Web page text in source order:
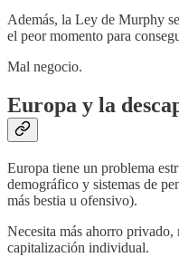
Además, la Ley de Murphy
el peor momento para
Mal negocio.
Europa y la
Europa tiene un problema
demográfico y sistemas de
más bestia u ofensivo).
Necesita más ahorro
capitalización individual.